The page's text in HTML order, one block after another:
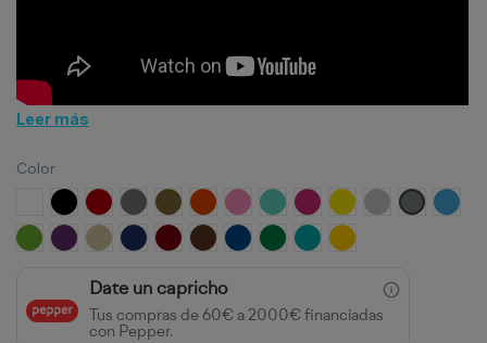
Leer más
Color
Blanco Negro Rojo Plata Oro NaranjaRosa Menta Fucsia AmarilloGris claroGris oscuro
Azul
Verde Claro
MoradoBeige Azul Marino
BurdeosMarrón Azul Royal
Verde TurquesaGirasol
Date un capricho
Tus compras de 60€ a 2000€ financiadas
con Pepper.